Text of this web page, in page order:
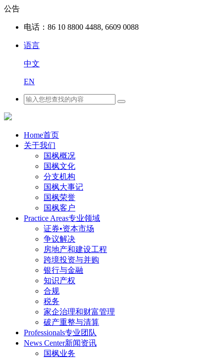
公告
电话： 86 10 8800 4488, 6609 0088
语言
中文
EN
Home首页
关于我们
国枫概况
国枫文化
分支机构
国枫大事记
国枫荣誉
国枫客户
Practice Areas专业领域
证券•资本市场
争议解决
房地产和建设工程
跨境投资与并购
银行与金融
知识产权
合规
税务
家企治理和财富管理
破产重整与清算
Professionals专业团队
News Center新闻资讯
国枫业务